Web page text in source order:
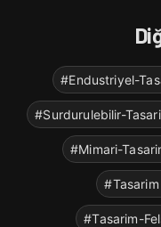
#Endustriyel-
#Surdurulebilir-
#Mimari-
#Tasarim-